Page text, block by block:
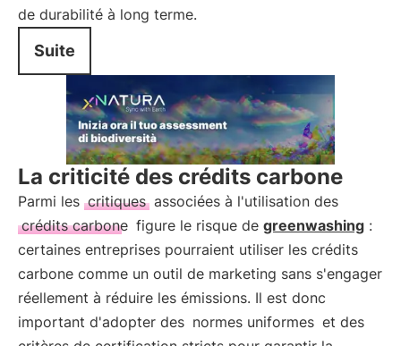
de durabilité à long terme.
Suite
La criticité des crédits carbone
Parmi les critiques associées à l'utilisation des
crédits carbone figure le risque de greenwashing :
certaines entreprises pourraient utiliser les crédits
carbone comme un outil de marketing sans s'engager
réellement à réduire les émissions. Il est donc
important d'adopter des normes uniformes et des